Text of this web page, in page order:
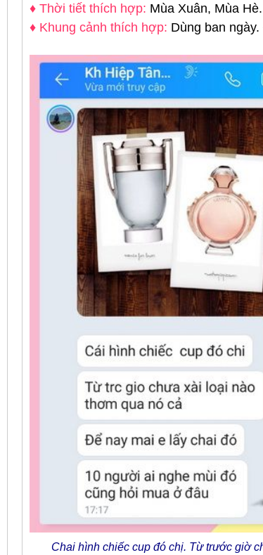
♦ Thời tiết thích hợp: Mùa Xuân, Mùa Hè.
♦ Khung cảnh thích hợp: Dùng ban
Chai hình chiếc cup đó chị. Từ trước giờ